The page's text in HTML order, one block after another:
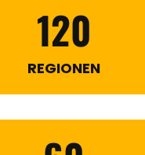
120
REGIONEN